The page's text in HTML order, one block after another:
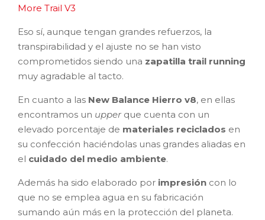
More Trail V3
Eso sí, aunque tengan grandes refuerzos, la
transpirabilidad y el ajuste no se han visto
comprometidos siendo una zapatilla trail running
muy agradable al tacto.
En cuanto a las New Balance Hierro v8, en ellas
encontramos un upper que cuenta con un
elevado porcentaje de materiales reciclados en
su confección haciéndolas unas grandes aliadas en
el cuidado del medio ambiente.
Además ha sido elaborado por impresión con lo
que no se emplea agua en su fabricación
sumando aún más en la protección del planeta.